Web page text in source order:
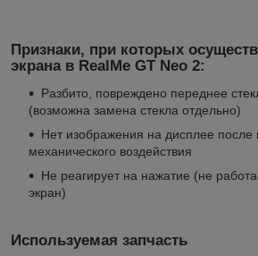
Признаки, при которых
экрана в RealMe GT Neo 2:
Разбито, повреждено переднее
(возможна замена стекла отдельно)
Нет изображения на дисплее после
механического воздействия
Не реагирует на нажатие (не
экран)
Используемая запчасть